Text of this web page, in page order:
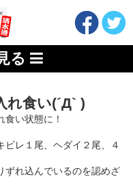
る
れ食い(´Д` )
い状態に！
レ１尾、ヘダイ２尾、４
ずれ込んでいるのを認めざ